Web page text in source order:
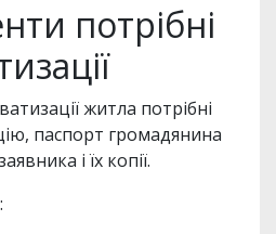
потрібні
житла потрібні
паспорт громадянина
і їх копії.